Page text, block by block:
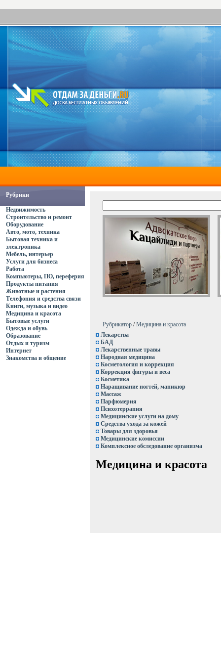
Рубрики
Недвижимость
Строительство и ремонт
Оборудование
Авто, мото, техника
Бытовая техника и
электроника
Мебель, интерьер
Услуги для бизнеса
Работа
Компьютеры, ПО, переферия
Продукты питания
Животные и растения
Телефония и средства связи
Книги, музыка и видео
Медицина и красота
Бытовые услуги
Одежда и обувь
Образование
Отдых и туризм
Интернет
Знакомства и общение
Рубрикатор /Медицина и красота
Лекарства
БАД
Лекарственные травы
Народная медицина
Косметология и коррекция
Коррекция фигуры и веса
Косметика
Наращивание ногтей, маникюр
Массаж
Парфюмерия
Психотеррапия
Медицинские услуги на дому
Средства ухода за кожей
Товары для здоровья
Медицинские комиссии
Комплексное обследование организма
Медицина и красота